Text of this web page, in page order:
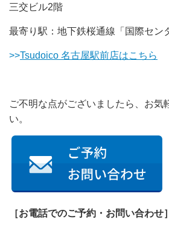
三交ビル2階
最寄り駅：地下鉄桜通線「国際セン
>>Tsudoico 名古屋駅前店はこちら
ご不明な点がございましたら、お気
い。
［お電話でのご予約・お問い合わせ］